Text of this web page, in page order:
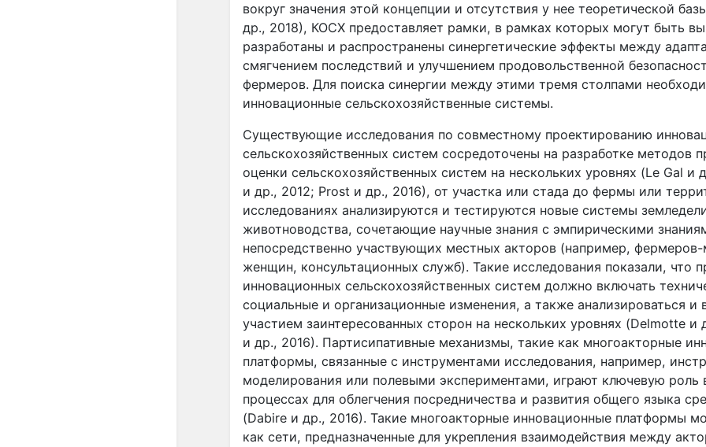
вокруг значения этой концепции и отсутствия у нее теоретической
др., 2018), КОСХ предоставляет рамки, в рамках которых могут быть
разработаны и распространены синергетические эффекты между
смягчением последствий и улучшением продовольственной
фермеров. Для поиска синергии между этими тремя столпами
инновационные сельскохозяйственные системы.
Существующие исследования по совместному проектированию
сельскохозяйственных систем сосредоточены на разработке методов
оценки сельскохозяйственных систем на нескольких уровнях (Le Gal и
и др., 2012; Prost и др., 2016), от участка или стада до фермы или
исследованиях анализируются и тестируются новые системы
животноводства, сочетающие научные знания с эмпирическими
непосредственно участвующих местных акторов (например,
женщин, консультационных служб). Такие исследования показали, что
инновационных сельскохозяйственных систем должно включать
социальные и организационные изменения, а также анализироваться и
участием заинтересованных сторон на нескольких уровнях (Delmotte и
и др., 2016). Партисипативные механизмы, такие как многоакторные
платформы, связанные с инструментами исследования, например,
моделирования или полевыми экспериментами, играют ключевую роль
процессах для облегчения посредничества и развития общего языка
(Dabire и др., 2016). Такие многоакторные инновационные платформы
как сети, предназначенные для укрепления взаимодействия между